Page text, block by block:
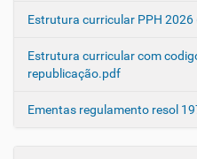
Estrutura curricular PPH
Estrutura curricular com
republicação.pdf
Ementas regulamento resol